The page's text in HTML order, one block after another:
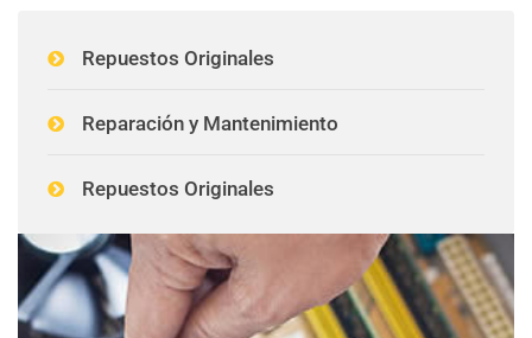
Repuestos Originales
Reparación y Mantenimiento
Repuestos Originales